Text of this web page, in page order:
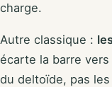
charge.
Autre classique :
écarte la barre
du deltoïde, pas